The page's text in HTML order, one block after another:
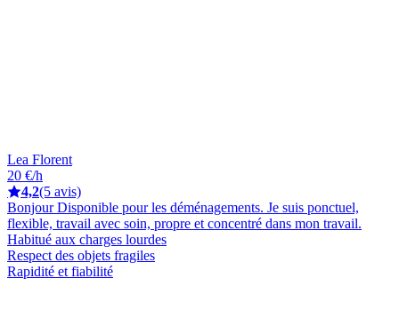
Lea Florent
20 €/h
4,2(5 avis)
Bonjour Disponible pour les déménagements. Je suis ponctuel,
flexible, travail avec soin, propre et concentré dans mon travail.
Habitué aux charges lourdes
Respect des objets fragiles
Rapidité et fiabilité